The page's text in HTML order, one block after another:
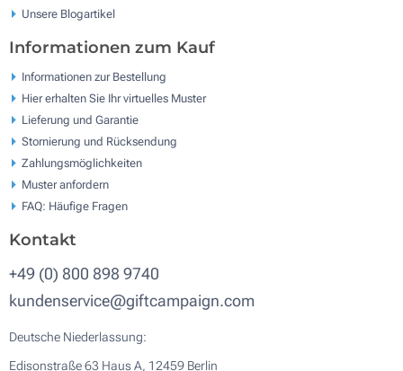
Unsere Blogartikel
Informationen zum Kauf
Informationen zur Bestellung
Hier erhalten Sie Ihr virtuelles Muster
Lieferung und Garantie
Stornierung und Rücksendung
Zahlungsmöglichkeiten
Muster anfordern
FAQ: Häufige Fragen
Kontakt
+49 (0) 800 898 9740
kundenservice@giftcampaign.com
Deutsche Niederlassung:
Edisonstraße 63 Haus A, 12459 Berlin